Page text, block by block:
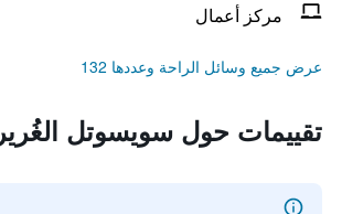
مركز أعمال
عرض جميع وسائل الراحة وعددها 132
تقييمات حول سويسوتل الغُرير